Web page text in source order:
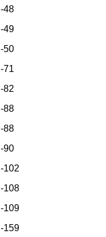
-48
-49
-50
-71
-82
-88
-88
-90
-102
-108
-109
-159